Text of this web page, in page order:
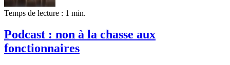
Temps de lecture : 1 min.
Podcast : non à la chasse aux
fonctionnaires